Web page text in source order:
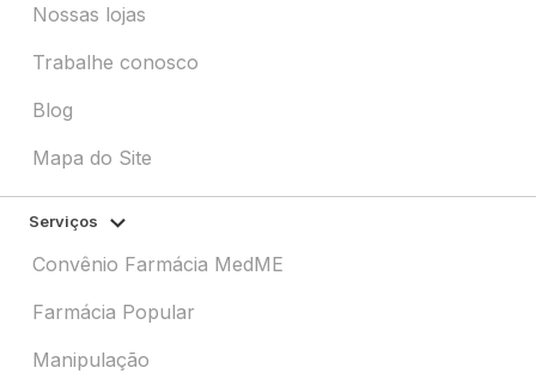
Nossas lojas
Trabalhe conosco
Blog
Mapa do Site
Serviços
Convênio Farmácia MedME
Farmácia Popular
Manipulação